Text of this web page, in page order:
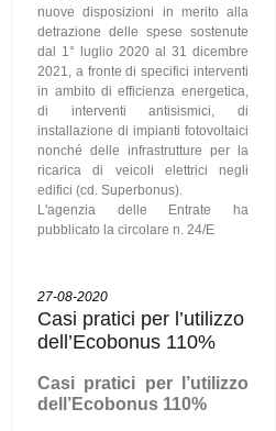
nuove disposizioni in merito alla
detrazione delle spese sostenute
dal 1° luglio 2020 al 31 dicembre
2021, a fronte di specifici interventi
in ambito di efficienza energetica,
di interventi antisismici, di
installazione di impianti fotovoltaici
nonché delle infrastrutture per la
ricarica di veicoli elettrici negli
edifici (cd. Superbonus).
L'agenzia delle Entrate ha
pubblicato la circolare n. 24/E
27-08-2020
Casi pratici per l’utilizzo
dell’Ecobonus 110%
Casi pratici per l’utilizzo
dell’Ecobonus 110%